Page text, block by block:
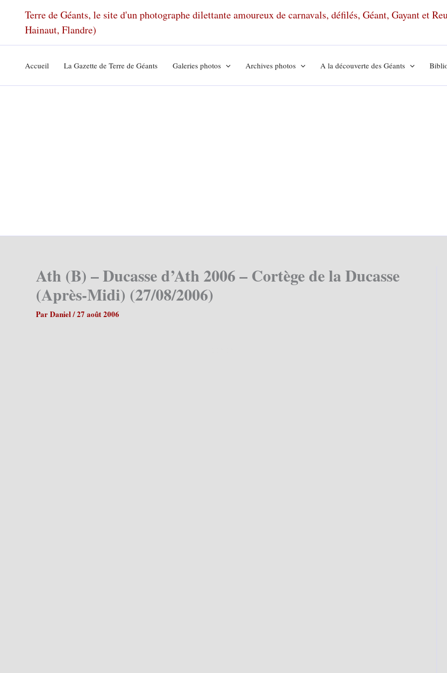
Terre de Géants, le site d'un photographe dilettante amoureux de carnavals, défilés, Géant, Gayant et
Hainaut, Flandre)
Accueil La Gazette de Terre de Géants Galeries photos Archives photos A la découverte des Géants
Ath (B) – Ducasse d’Ath 2006 – Cortège de la Ducasse
(Après-Midi) (27/08/2006)
ParDaniel/27 août 2006